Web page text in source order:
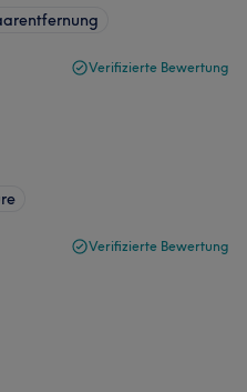
Verifizierte Bewertung
Verifizierte Bewertung